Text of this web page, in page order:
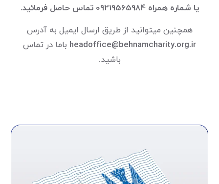
یا شماره همراه 09219565984 تماس حاصل فرمائید.
همچنین میتوانید از طریق ارسال ایمیل به آدرس
headoffice@behnamcharity.org.ir باما در تماس
باشید.